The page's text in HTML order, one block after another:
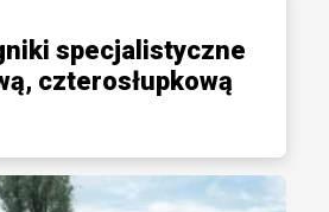
specjalistyczne
czterosłupkową